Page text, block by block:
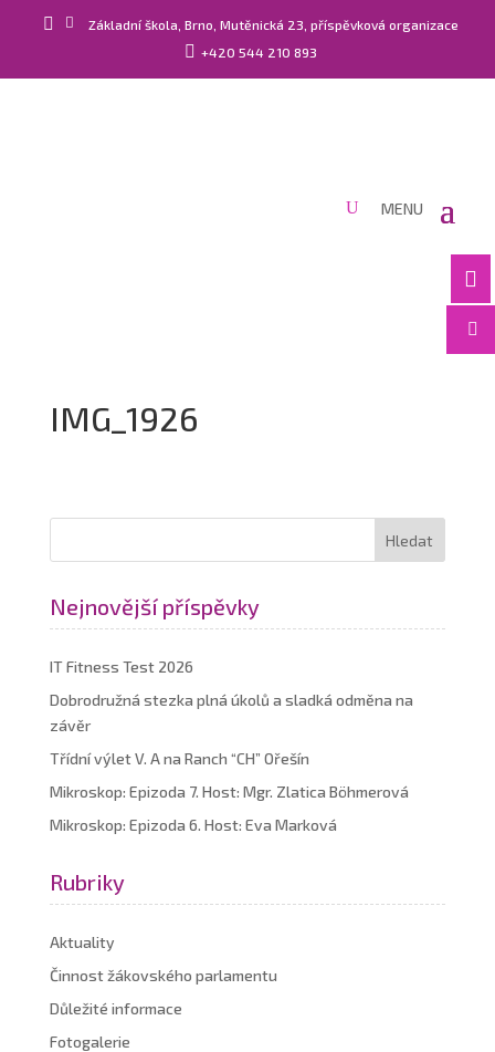
  Základní škola, Brno, Mutěnická 23, příspěvková organizace
 +420 544 210 893


IMG_1926
Nejnovější příspěvky
IT Fitness Test 2026
Dobrodružná stezka plná úkolů a sladká odměna na
závěr
Třídní výlet V. A na Ranch “CH” Ořešín
Mikroskop: Epizoda 7. Host: Mgr. Zlatica Böhmerová
Mikroskop: Epizoda 6. Host: Eva Marková
Rubriky
Aktuality
Činnost žákovského parlamentu
Důležité informace
Fotogalerie